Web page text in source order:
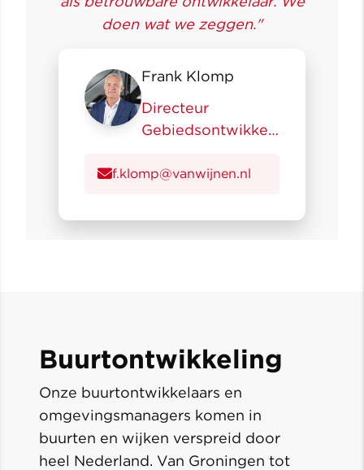
doen wat we zeggen."
Frank Klomp
Directeur
Gebiedsontwikkeli
f.klomp@vanwijnen.nl
Buurtontwikkeling
Onze buurtontwikkelaars en
omgevingsmanagers komen in
buurten en wijken verspreid door
heel Nederland. Van Groningen tot